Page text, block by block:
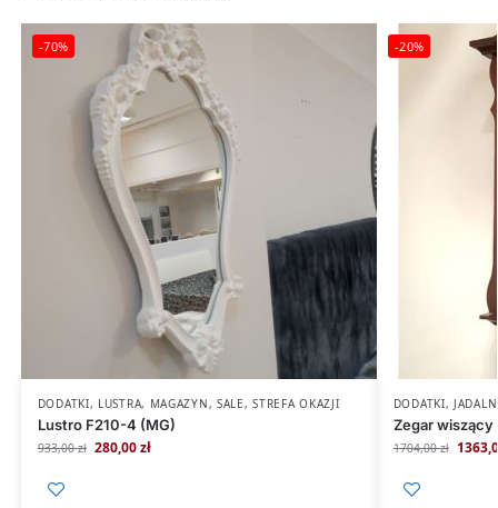
-70%
DODATKI, LUSTRA, MAGAZYN, SALE,STREFA OKAZJI
Lustro F210-4 (MG)
933,00zł 280,00zł
-20%
DODATKI,
Zegar wiszący
1704,00zł